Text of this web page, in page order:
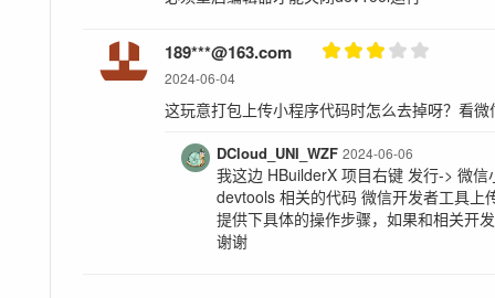
您的责任限制
a) 您需要在授权许可范围内使用软件。
或侵害DCloud利益，如您发现DCloud系统漏洞应
服务器、网络等妨碍DCloud运营的行为。未经书
争夺开发者的行为。
189***@163.com
2024-06-04
这玩意打包上传小程序代码时怎么去掉呀？看
DCloud_UNI_WZF2024-06-06
我这边 HBuilderX 项目右键 发行-> 微
devtools 相关的代码 微信开发者工具上
提供下具体的操作步骤，如果和相关开
谢谢